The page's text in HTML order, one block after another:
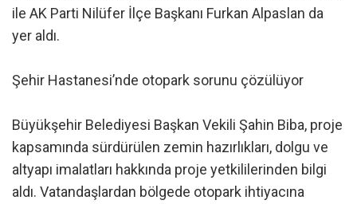
ile AK Parti Nilüfer İlçe Başkanı Furkan Alpaslan da
yer aldı.
Şehir Hastanesi’nde otopark sorunu çözülüyor
Büyükşehir Belediyesi Başkan Vekili Şahin Biba, proje
kapsamında sürdürülen zemin hazırlıkları, dolgu ve
altyapı imalatları hakkında proje yetkililerinden bilgi
aldı. Vatandaşlardan bölgede otopark ihtiyacına